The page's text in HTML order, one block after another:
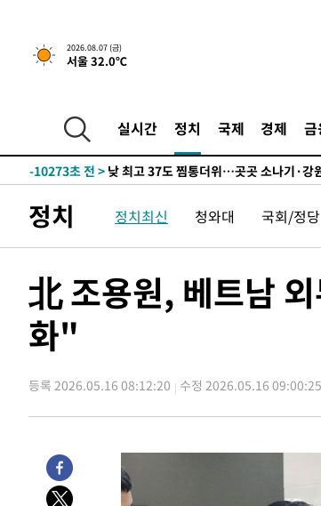
2026.08.07 (금)
서울 32.0℃
실시간 정치 국제 경제 금
↓-21722초 전 >[속보]이 대통령 "부동산 공급 기존 사고방
실천"
-20807초 전 >이란, "오만과 '중앙 단일 루트' 합의…북
-12339초 전 >
[속보]이 대통령, '호우피해' 안동·의성
-12302초 전 >
갈 수도
-10273초 전 > 낮 최고 37도 찜통더위…곳곳 소나기·강
응"
-5435초 전 >
여자배구 이재영·이다영 자매, 아제르바
-4688초 전 >외국인 심판 성 접대 7경기 들여다보니…
-4375초 전 >[속보]코스피, 6200선 약보합…0.60% 내
-4355초 전 >
-4244초 전 >
-207초 전 >외신들도 주목한 韓축구 파문…"국민적 공분
-178초 전 >11시간 압수수색에 성접대 파문까지…'쑥대
후임
-29292초 전 >
이강인, 폭염 속 AT마드리드 첫 훈련…80
-26431초 전 >
미 사업체 일자리, 7월에 2.3만개 순감하
정치 정치최신 청와대 국회/정당
北 조용원, 베트남
화"
등록 2026.05.16 08:12:20 수정 2026.05.16 09:00:25